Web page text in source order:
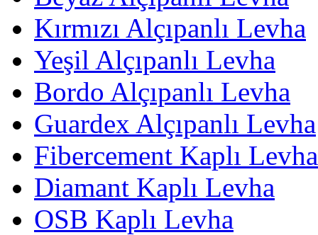
Kırmızı Alçıpanlı Levha
Yeşil Alçıpanlı Levha
Bordo Alçıpanlı Levha
Guardex Alçıpanlı Levha
Fibercement Kaplı Levha
Diamant Kaplı Levha
OSB Kaplı Levha